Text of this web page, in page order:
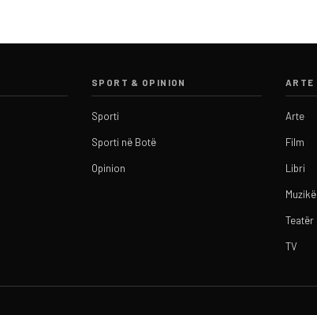
SPORT & OPINION
Sporti
Sporti në Botë
Opinion
ARTE
Arte
Film
Libri
Muzikë
Teatër
TV